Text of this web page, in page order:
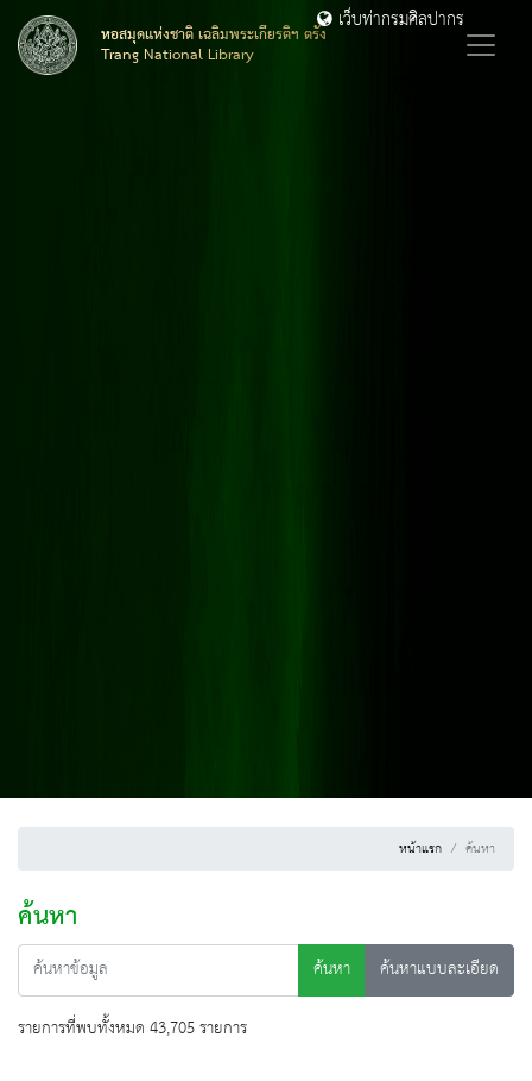
หอสมุดแห่งชาติ เฉลิมพระเกียรติฯ ตรัง
Trang National Library
เว็บท่ากรมศิลปากร
หน้าแรก ค้นหา
ค้นหา
ค้นหา
ค้นหาแบบละเอียด
รายการที่พบทั้งหมด 43,705 รายการ